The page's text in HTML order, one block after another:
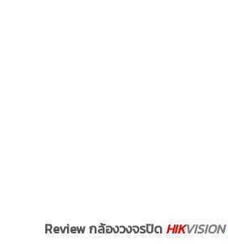
Review กล้องวงจรปิด HIKVISION